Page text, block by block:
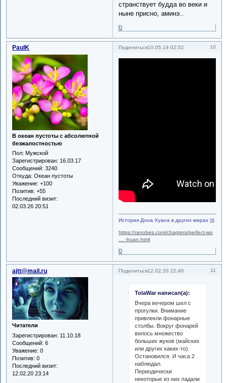
странствует будда во веки и
ныне присно, аминэ..
0
Поделиться 10
10.05.19 02:52
PaulK
В океан пустоты с абсолютной
безжалостностью
Пол: Мужской
Зарегистрирован: 16.03.17
Сообщений: 3240
Откуда: Океан пустоты
Уважение: +100
Позитив: +55
Последний визит:
02.03.26 20:51
История Дона Хуана в других мирах )))
https://ranobes.com/chapters/perfect-wo
… -huan.html
0
Поделиться 11
12.02.20 22:40
ajtt@mail.ru
Читатели
Зарегистрирован: 11.10.18
Сообщений: 6
Уважение: 0
Позитив: 0
Последний визит:
12.02.20 23:14
TolaWar написал(а):
Вчера вечером шел с
прогулки. Внимание
привлекли фонарные
столбы. Вокруг фонарей
вилось множество
больших жуков (майских
или других каких-то).
Остановился. И часа 2
наблюдал.
Периодически
некоторые из них падали